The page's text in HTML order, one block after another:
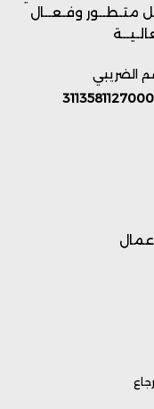
متـطــور وفـعــال
الضريبي